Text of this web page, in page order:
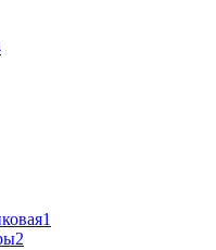
1
2